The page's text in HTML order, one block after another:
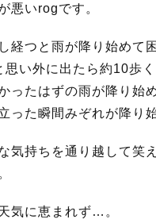
悪いrogです。
経つと雨が降り始めて
い外に出たら約10歩
ったはずの雨が降り始
った瞬間みぞれが降り
持ちを通り越して笑
気に恵まれず…。